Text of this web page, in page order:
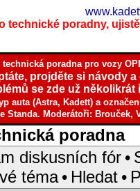
technické poradny,
poradna pro vozy
projděte si návody
se zde už několikrát
auta (Astra, Kadett) a
Standa. Moderátoři: Brouček,
poradna
diskusních fór •
téma • Hledat •